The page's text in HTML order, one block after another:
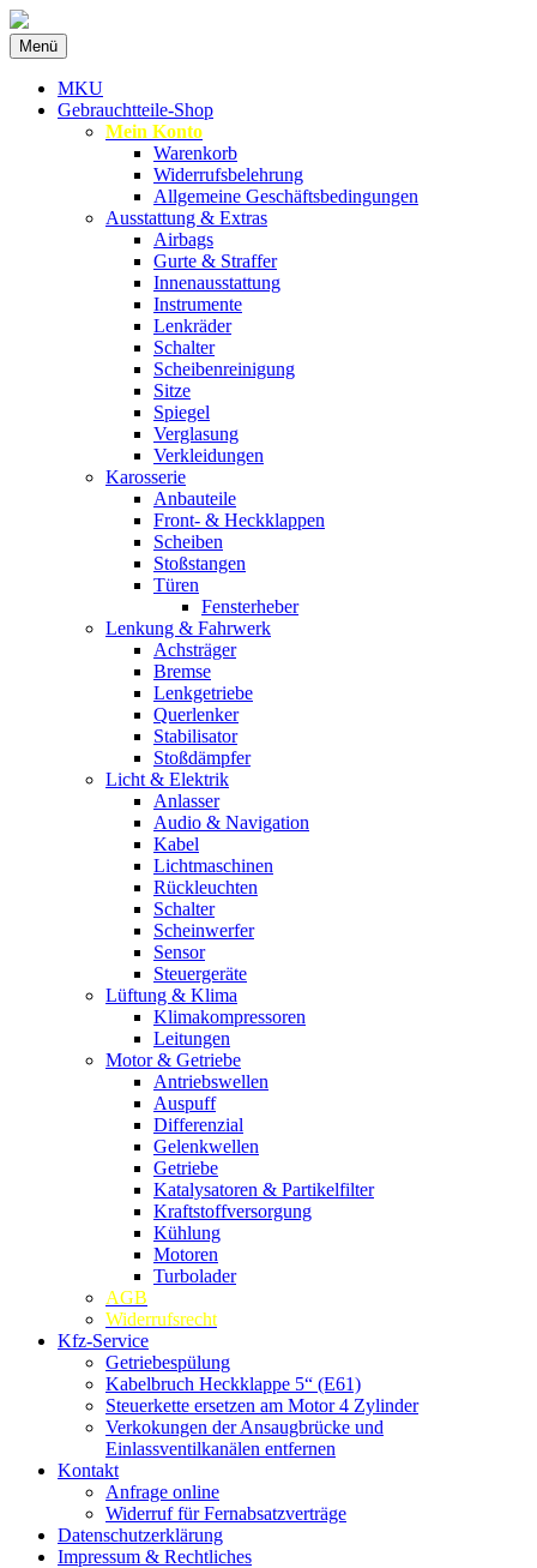
MKU Autoteile
Ersatzteile
Menü Zum
Inhalt
springen
MKU
Gebrauchtteile-Shop
Mein Konto
Warenkorb
Widerrufsbelehrung
Allgemeine Geschäftsbedingungen
Ausstattung & Extras
Airbags
Gurte & Straffer
Innenausstattung
Instrumente
Lenkräder
Schalter
Scheibenreinigung
Sitze
Spiegel
Verglasung
Verkleidungen
Karosserie
Anbauteile
Front- & Heckklappen
Scheiben
Stoßstangen
Türen
Fensterheber
Lenkung & Fahrwerk
Achsträger
Bremse
Lenkgetriebe
Querlenker
Stabilisator
Stoßdämpfer
Licht & Elektrik
Anlasser
Audio & Navigation
Kabel
Lichtmaschinen
Rückleuchten
Schalter
Scheinwerfer
Sensor
Steuergeräte
Lüftung & Klima
Klimakompressoren
Leitungen
Motor & Getriebe
Antriebswellen
Auspuff
Differenzial
Gelenkwellen
Getriebe
Katalysatoren & Partikelfilter
Kraftstoffversorgung
Kühlung
Motoren
Turbolader
AGB
Widerrufsrecht
Kfz-Service
Getriebespülung
Kabelbruch Heckklappe 5“ (E61)
Steuerkette ersetzen am Motor 4 Zylinder
Verkokungen der Ansaugbrücke und
Einlassventilkanälen entfernen
Kontakt
Anfrage online
Widerruf für Fernabsatzverträge
Datenschutzerklärung
Impressum & Rechtliches